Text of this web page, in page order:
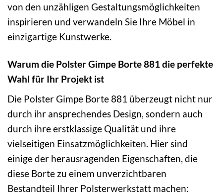
von den unzähligen Gestaltungsmöglichkeiten
inspirieren und verwandeln Sie Ihre Möbel in
einzigartige Kunstwerke.
Warum die Polster Gimpe Borte 881 die perfekte
Wahl für Ihr Projekt ist
Die Polster Gimpe Borte 881 überzeugt nicht nur
durch ihr ansprechendes Design, sondern auch
durch ihre erstklassige Qualität und ihre
vielseitigen Einsatzmöglichkeiten. Hier sind
einige der herausragenden Eigenschaften, die
diese Borte zu einem unverzichtbaren
Bestandteil Ihrer Polsterwerkstatt machen: